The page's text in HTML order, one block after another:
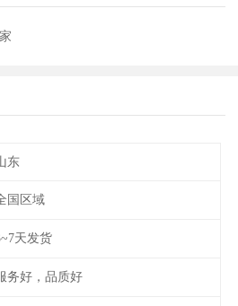
东
国区域
天发货
务好，品质好